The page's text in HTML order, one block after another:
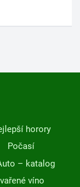
horory
Počasí
– katalog
víno